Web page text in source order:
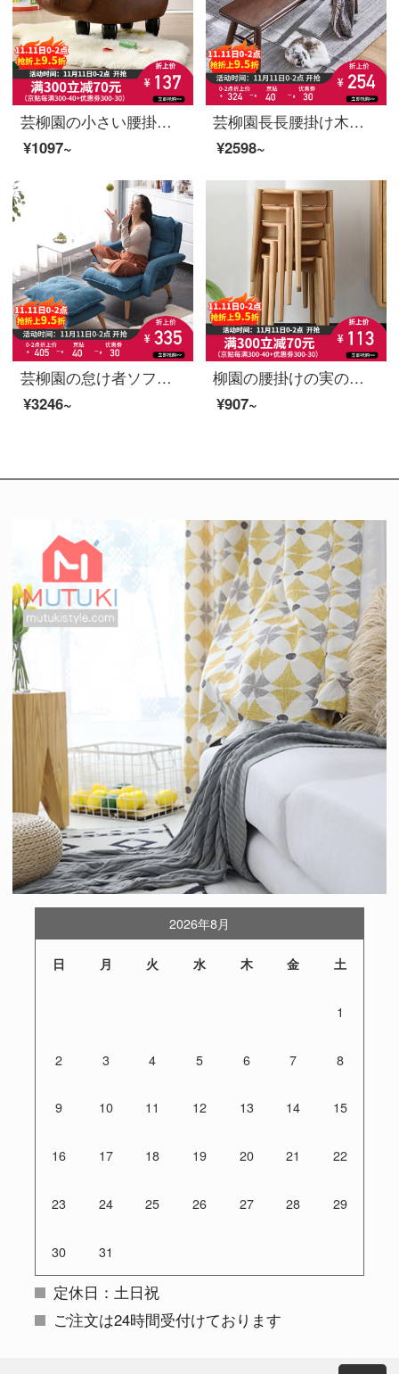
芸柳園の小さい腰掛けの動物のアイデアの漫画の小さい腰掛けの家庭用ソファーの低い腰掛けの実用的な木の客間は靴の椅子の水牛を交換します【濃い褐色】
¥1097~
芸柳園長長腰掛け木腰掛け家庭用靴腰掛け床尾腰掛け簡単食事ベンチ食卓腰掛け軽い贅沢品【胡桃色-ゴム木】
¥2598~
芸柳園の怠け者ソファーのリビングルームのソファーのベランダのカジュアルな寝椅子の背もたれ椅子のネットの赤いシングルソファーの椅子の青い【足を運ぶ】+分解して洗うことができます。
¥3246~
柳園の腰掛けの実の木の腰掛けの家庭用の高い腰掛けの丸い腰掛けは化粧の腰掛けの四角な腰掛けのアイデアのファッション的な低い腰掛けの居間の食事の腰掛けの木の腰掛けの腰掛け【円形】の原木の色-ケヤキの木
¥907~
2026年8月
日 月 火 水 木 金 土
1
2 3 4 5 6 7 8
9 10 11 12 13 14 15
16 17 18 19 20 21 22
23 24 25 26 27 28 29
30 31
定休日：土日祝
ご注文は24時間受付けております